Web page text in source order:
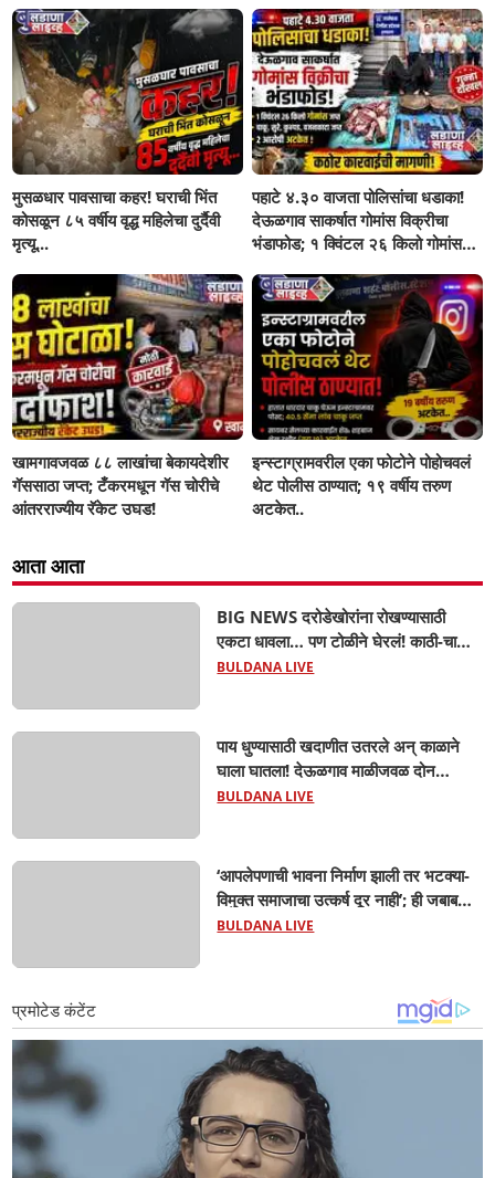
मुसळधार पावसाचा कहर! घराची भिंत
कोसळून ८५ वर्षीय वृद्ध महिलेचा दुर्दैवी
मृत्यू...
पहाटे ४.३० वाजता पोलिसांचा धडाका!
देऊळगाव साकर्षात गोमांस विक्रीचा
भंडाफोड; १ क्विंटल २६ किलो गोमांस
खामगावजवळ ८८ लाखांचा बेकायदेशीर
गॅससाठा जप्त; टँकरमधून गॅस चोरीचे
आंतरराज्यीय रॅकेट उघड!
इन्स्टाग्रामवरील एका फोटोने पोहोचवलं
थेट पोलीस ठाण्यात; १९ वर्षीय तरुण
अटकेत..
आता आता
BIG NEWS दरोडेखोरांना रोखण्यासाठी
एकटा धावला… पण टोळीने घेरलं! काठी-चाकूचे
सपासप वार; ५२ वर्षीय शेतकऱ्याचा दुर्दैवी अंत!
BULDANA LIVE
पाय धुण्यासाठी खदाणीत उतरले अन् काळाने
घाला घातला! देऊळगाव माळीजवळ दोन
चिमुकल्यांचा बुडून दुर्दैवी मृत्यू; कोराडी प्रकल्प
BULDANA LIVE
‘आपलेपणाची भावना निर्माण झाली तर भटक्या-
विमुक्त समाजाचा उत्कर्ष दूर नाही’; ही जबाबदारी
केवळ सरकारची नाही,आपल्या सर्वांची !
BULDANA LIVE